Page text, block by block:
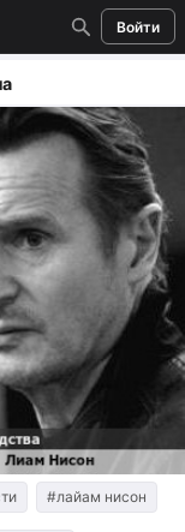
Войти
#лайам нисон